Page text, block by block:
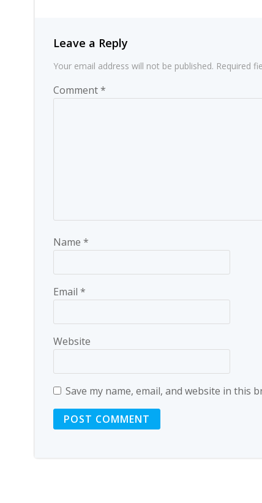
Leave a Reply
Your email address will not be published. Required
Comment*
Name *
Email *
Website
Save my name, email, and website in this